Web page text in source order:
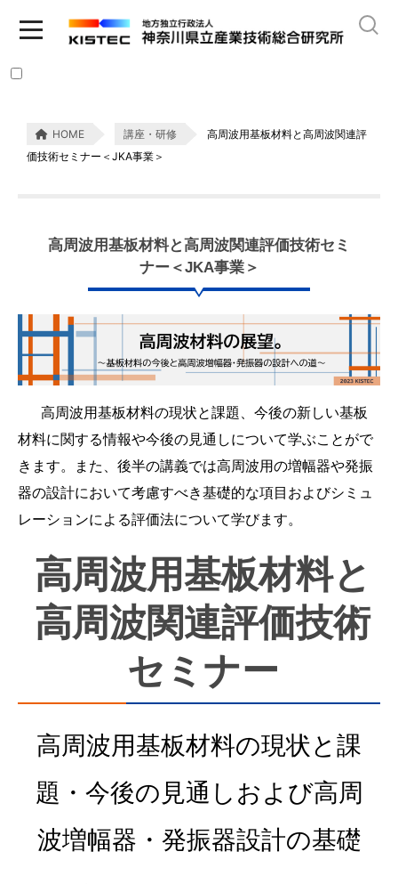
HOME 講座・研修
高周波用基板材料と高周波関連評
価技術セミナー＜JKA事業＞
高周波用基板材料と高周波関連評価技術セミ
ナー＜JKA事業＞
高周波用基板材料の現状と課題、今後の新しい基板
材料に関する情報や今後の見通しについて学ぶことがで
きます。また、後半の講義では高周波用の増幅器や発振
器の設計において考慮すべき基礎的な項目およびシミュ
高周波用基板材料と
高周波関連評価技術
セミナー
高周波用基板材料の現状と課
題・今後の見通しおよび高周
波増幅器・発振器設計の基礎